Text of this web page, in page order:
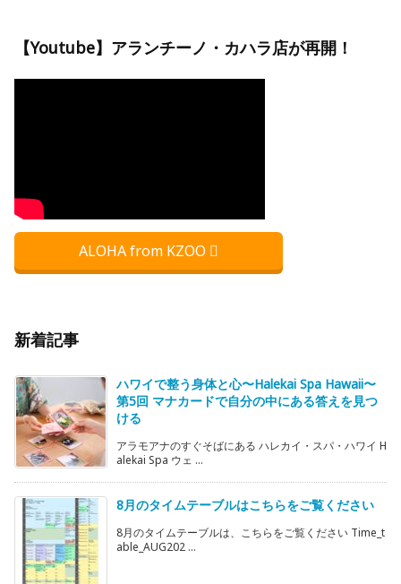
【Youtube】アランチーノ・カハラ店が再開！
ALOHA from KZOO
新着記事
ハワイで整う身体と心〜Halekai Spa Hawaii〜
第5回 マナカードで自分の中にある答えを見つ
ける
アラモアナのすぐそばにある ハレカイ・スパ・ハワイ H
alekai Spa ウェ ...
8月のタイムテーブルはこちらをご覧ください
8月のタイムテーブルは、こちらをご覧ください Time_t
able_AUG202 ...